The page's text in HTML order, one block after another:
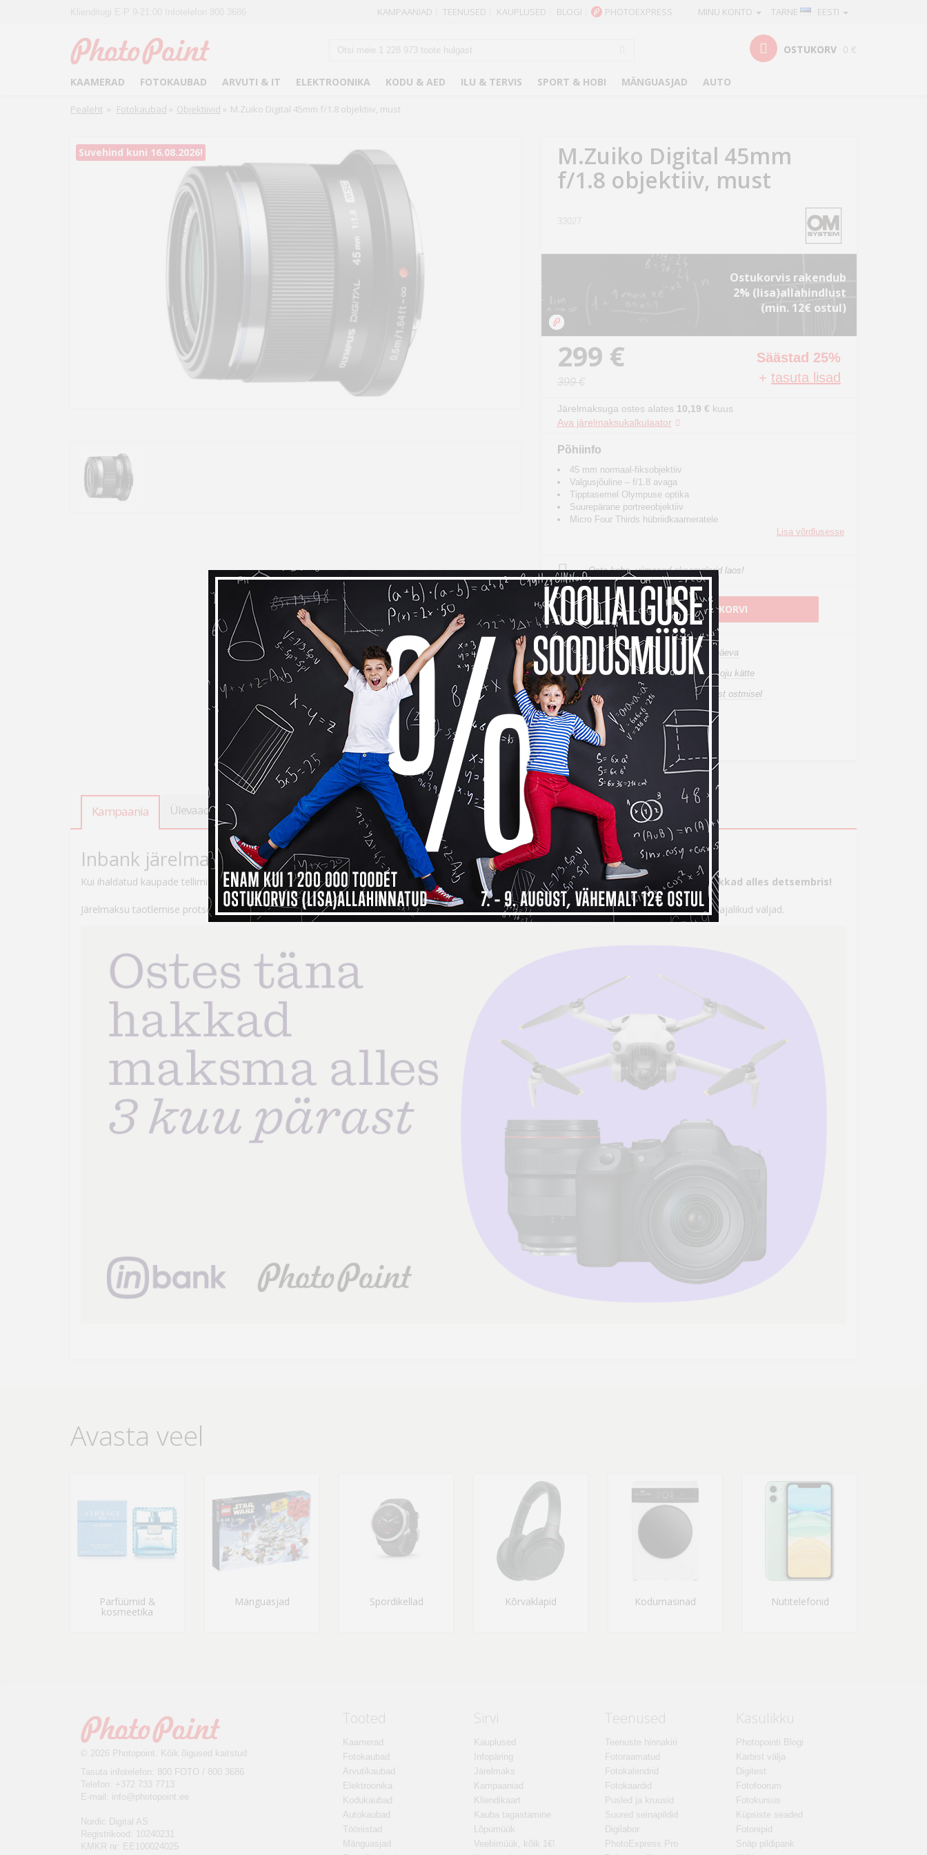
TARNE · EESTI
MINU KONTO
KAMPAANIAD TEENUSED KAUPLUSED BLOGI PHOTOEXPRESS
OSTUKORV 0 €
KAAMERAD FOTOKAUBAD ARVUTI & IT ELEKTROONIKA KODU & AED ILU & TERVIS SPORT & HOBI MÄNGUASJAD AUTO
Pealeht » Fotokaubad » Objektiivid » M.Zuiko Digital 45mm f/1.8 objektiiv, must
Suvehind kuni 16.08.2026!
M.Zuiko Digital 45mm
f/1.8 objektiiv, must
33027
Ostukorvis rakendub
2% (lisa)allahindlust
(min. 12€ ostul)
299 €
+ tasuta lisad
Säästad 25%
399 €
Järelmaksuga ostes alates 10,19 € kuus
Ava järelmaksukalkulaator
Põhiinfo
45 mm normaal-fiksobjektiiv
Valgusjõuline – f/1.8 avaga
Tipptasemel Olympuse optika
Suurepärane portreeobjektiiv
Micro Four Thirds hübriidkaameratele
Lisa võrdlusesse
Osta kohe, viimased eksemplarid laos!
LISA OSTUKORVI
Toode on laos, tarneaeg 1-3 tööpäeva
See toode tuuakse sulle tasuta koju kätte
14
14 päeva tagastusõigus internetist ostmisel
Küsi vahetuspakkumist
Toodet on võimalik rentida
Kampaania Ülevaade Tooteandmed Kokkusobivad tooted 1 Tarneinfo Saadavus Rent
Inbank järelmaksuga ostes maksad kauba eest alles detsembris
Kui ihaldatud kaupade tellimiseks peaks raha nappima, siisInbank järelmaksu abiga saad soovitud kauba kohe kätte, aga maksma hakkad alles detsembris!
Järelmaksu taotlemise protsess on lihtne – veebikaubamaja ostukorvis tuleb makseviisiks valida “Maksa järelmaksuga” ning seejärel täita kõik vajalikud väljad.
Avasta veel
Parfüümid &
kosmeetika
Mänguasjad Spordikellad Kõrvaklapid Kodumasinad Nutitelefonid
© 2026 Photopoint. Kõik õigused kaitstud
Tasuta infotelefon: 800 FOTO / 800 3686
Telefon: +372 733 7713
E-mail: info@photopoint.ee
Nordic Digital AS
Registrikood: 10240231
KMKR nr: EE100024025
Tooted
Kaamerad
Fotokaubad
Arvutikaubad
Elektroonika
Kodukaubad
Autokaubad
Tööriistad
Mänguasjad
Sirvi
Kauplused
Infopäring
Järelmaks
Kampaaniad
Kliendikaart
Kauba tagastamine
Lõpumüük
Veebimüük, kõik 1€!
Teenused
Teenuste hinnakiri
Fotoraamatud
Fotokalendrid
Fotokaardid
Pusled ja kruusid
Suured seinapildid
Digilabor
PhotoExpress Pro
Kasulikku
Photopointi Blogi
Karbist välja
Digitest
Fotofoorum
Fotokursus
Küpsiste seaded
Fotonipid
Snäp pildipank